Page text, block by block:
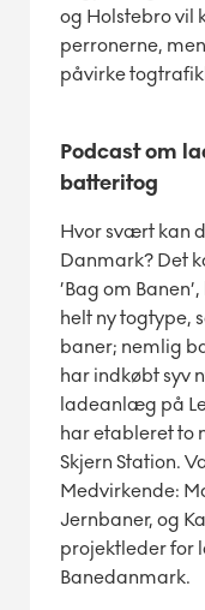
og Holstebro vil
perronerne,
påvirke
Podcast om
batteritog
Hvor svært kan
Danmark? Det
’Bag om
helt ny togtype,
baner; nemlig
har indkøbt syv
ladeanlæg på
har etableret to
Skjern Station.
Medvirkende:
Jernbaner, og
projektleder for
Banedanmark.